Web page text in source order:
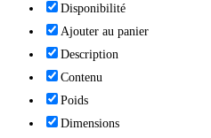
Disponibilité
Ajouter au panier
Description
Contenu
Poids
Dimensions